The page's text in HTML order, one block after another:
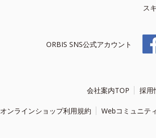
ス
ORBIS SNS公式アカウント
会社案内TOP 採用
オンラインショップ利用規約 Webコミュニテ